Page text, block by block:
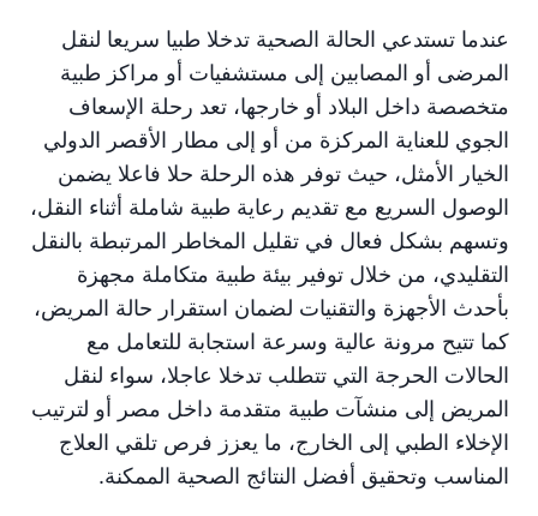
عندما تستدعي الحالة الصحية تدخلا طبيا سريعا لنقل
المرضى أو المصابين إلى مستشفيات أو مراكز طبية
متخصصة داخل البلاد أو خارجها، تعد رحلة الإسعاف
الجوي للعناية المركزة من أو إلى مطار الأقصر الدولي
الخيار الأمثل، حيث توفر هذه الرحلة حلا فاعلا يضمن
الوصول السريع مع تقديم رعاية طبية شاملة أثناء النقل،
وتسهم بشكل فعال في تقليل المخاطر المرتبطة بالنقل
التقليدي، من خلال توفير بيئة طبية متكاملة مجهزة
بأحدث الأجهزة والتقنيات لضمان استقرار حالة المريض،
كما تتيح مرونة عالية وسرعة استجابة للتعامل مع
الحالات الحرجة التي تتطلب تدخلا عاجلا، سواء لنقل
المريض إلى منشآت طبية متقدمة داخل مصر أو لترتيب
الإخلاء الطبي إلى الخارج، ما يعزز فرص تلقي العلاج
المناسب وتحقيق أفضل النتائج الصحية الممكنة.